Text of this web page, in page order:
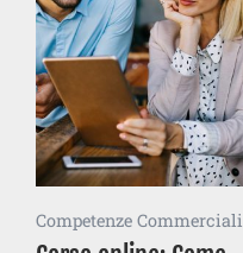
Competenze Commerciali